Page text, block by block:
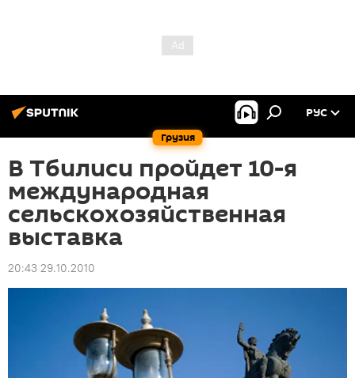
Грузия
РУС
В Тбилиси пройдет 10-я
международная
сельскохозяйственная
выставка
20:43 29.10.2010